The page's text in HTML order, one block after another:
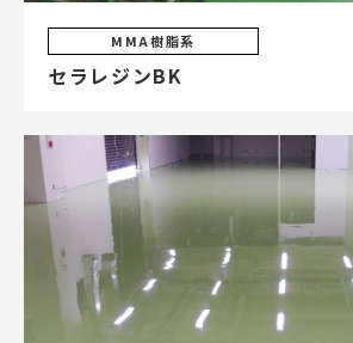
MMA樹脂系
セラレジンBK